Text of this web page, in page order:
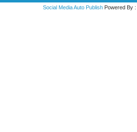
Social Media Auto PublishPowered By :